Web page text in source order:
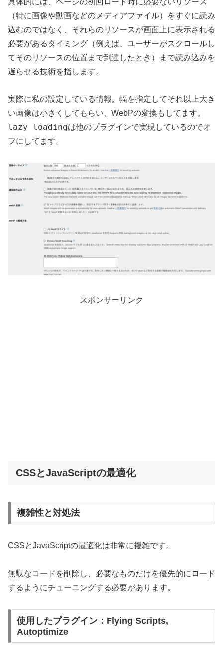
（特に画像や動画などのメディアファイル）をすぐに読み
込むのではなく、それらのリソースが画面上に表示される
必要があるタイミング（例えば、ユーザーがスクロールし
てそのリソースの位置まで到達したとき）まで読み込みを
遅らせる技術を指します。
実際に私の設定している情報。幅を指定してそれ以上大き
い画像は小さくしてもらい、WebPの変換もしてます。
lazy loadingは他のプラグインで実現しているのでオ
フにしてます。
スポンサーリンク
CSSとJavaScriptの最適化
複雑性と対処法
CSSとJavaScriptの最適化は非常に複雑です。
無駄なコードを削除し、必要なものだけを優先的にロード
するようにチューニングする必要があります。
使用したプラグイン：Flying Scripts,
Autoptimize